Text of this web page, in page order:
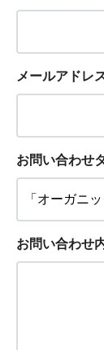
メールアドレ
お問い合わせ
お問い合わせ